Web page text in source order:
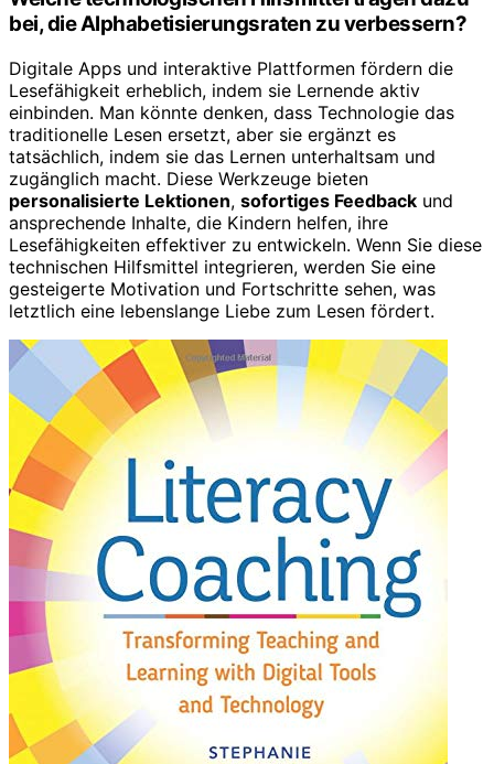
bei, die Alphabetisierungsraten zu verbessern?
Digitale Apps und interaktive Plattformen fördern die
Lesefähigkeit erheblich, indem sie Lernende aktiv
einbinden. Man könnte denken, dass Technologie das
traditionelle Lesen ersetzt, aber sie ergänzt es
tatsächlich, indem sie das Lernen unterhaltsam und
zugänglich macht. Diese Werkzeuge bieten
personalisierte Lektionen, sofortiges Feedback und
ansprechende Inhalte, die Kindern helfen, ihre
Lesefähigkeiten effektiver zu entwickeln. Wenn Sie diese
technischen Hilfsmittel integrieren, werden Sie eine
gesteigerte Motivation und Fortschritte sehen, was
letztlich eine lebenslange Liebe zum Lesen fördert.